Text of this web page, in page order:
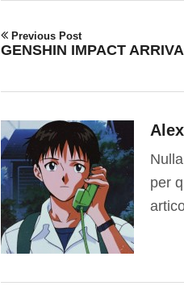
Previous Post
GENSHIN IMPACT
Alex
per